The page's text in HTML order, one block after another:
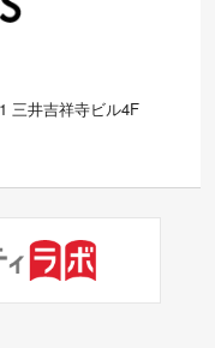
三井吉祥寺ビル4F